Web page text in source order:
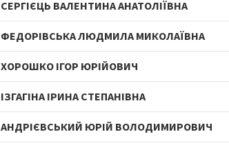
СЕРГІЄЦЬ ВАЛЕНТИНА АНАТОЛІЇВНА
ФЕДОРІВСЬКА ЛЮДМИЛА МИКОЛАЇВНА
ХОРОШКО ІГОР ЮРІЙОВИЧ
ІЗГАГІНА ІРИНА СТЕПАНІВНА
АНДРІЄВСЬКИЙ ЮРІЙ ВОЛОДИМИРОВИЧ